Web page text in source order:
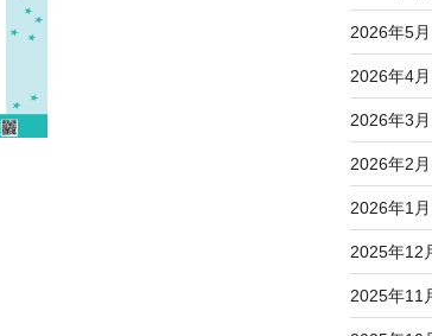
2026年5月
2026年4月
2026年3月
2026年2月
2026年1月
2025年12
2025年11